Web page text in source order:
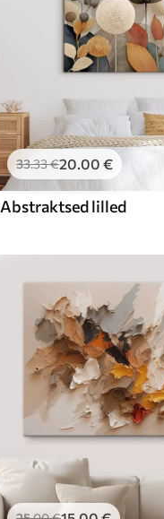
33.33€20.00 €
Abstraktsed lilled